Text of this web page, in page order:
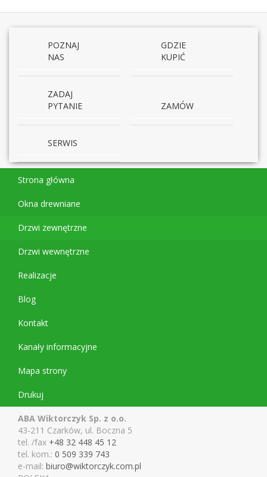
POZNAJ
NAS
GDZIE
KUPIĆ
ZADAJ
PYTANIE
ZAMÓW
SERWIS
Strona główna
Okna drewniane
Drzwi zewnętrzne
Drzwi wewnętrzne
Realizacje
Blog
Kontakt
Kanały informacyjne
Mapa strony
Drukuj
ABA Wiktorczyk Sp. z o.o.
43-211 Czarków, ul. Boczna 5
tel. /fax +48 32 448 45 12
tel. kom.: 0 509 339 743
e-mail: biuro@wiktorczyk.com.pl